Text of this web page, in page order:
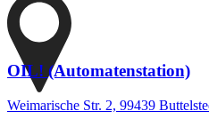
OIL! (Automatenstation)
Weimarische Str. 2, 99439